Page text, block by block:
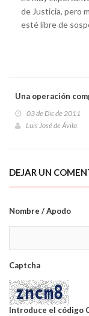
de Justicia, pero
esté libre de
Una operación
03 de Dic de 2011
Luis José de Ávila
DEJAR UN
Nombre / Apodo
Captcha
Introduce el código